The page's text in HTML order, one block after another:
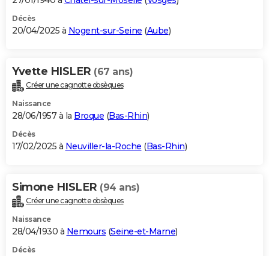
Décès
20/04/2025 à Nogent-sur-Seine (Aube)
Yvette HISLER (67 ans)
Créer une cagnotte obsèques
Naissance
28/06/1957 à la Broque (Bas-Rhin)
Décès
17/02/2025 à Neuviller-la-Roche (Bas-Rhin)
Simone HISLER (94 ans)
Créer une cagnotte obsèques
Naissance
28/04/1930 à Nemours (Seine-et-Marne)
Décès